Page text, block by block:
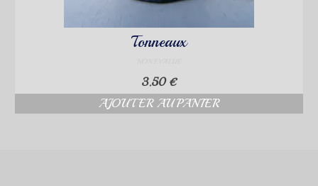
Tonneaux
3.50 €
AJOUTER AU PANIER